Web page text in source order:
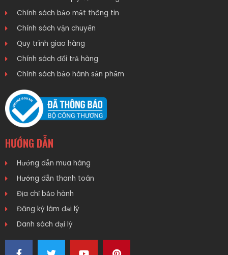
Chính sách bảo mật thông tin
Chính sách vận chuyển
Quy trình giao hàng
Chính sách đổi trả hàng
Chính sách bảo hành sản phẩm
HƯỚNG DẪN
Hướng dẫn mua hàng
Hướng dẫn thanh toán
Địa chỉ bảo hành
Đăng ký làm đại lý
Danh sách đại lý